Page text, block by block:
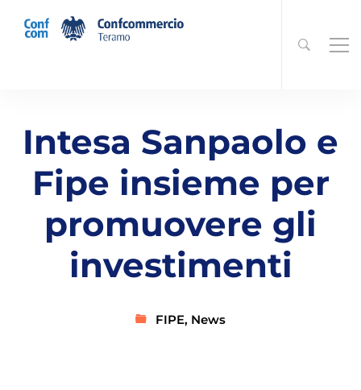
Intesa Sanpaolo e
Fipe insieme per
promuovere gli
investimenti
FIPE, News